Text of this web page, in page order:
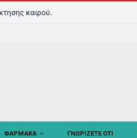
καιρού.
ΦΑΡΜΑΚΑ ΓΝΩΡΙΖΕΤΕ ΟΤΙ